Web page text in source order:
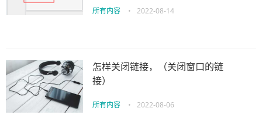
所有内容 • 2022-08-14
怎样关闭链接，（关闭窗口的链
接）
所有内容 • 2022-08-06